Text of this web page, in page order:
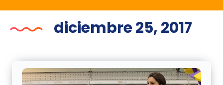
diciembre 25, 2017